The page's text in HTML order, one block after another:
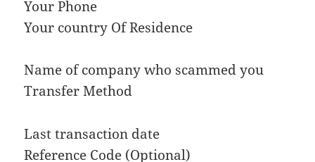
Your Phone
Your country Of Residence
Name of company who scammed you
Transfer Method
Last transaction date
Reference Code (Optional)